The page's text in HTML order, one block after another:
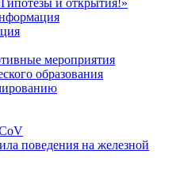
мероприятия
образования
поведения на железной